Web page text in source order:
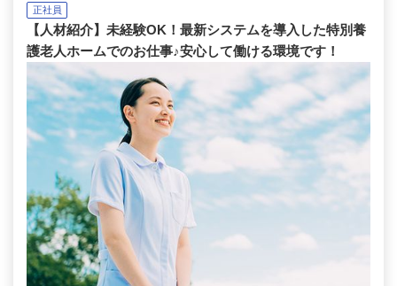
正社員
【人材紹介】未経験OK！最新システムを導入した特別養
護老人ホームでのお仕事♪安心して働ける環境です！